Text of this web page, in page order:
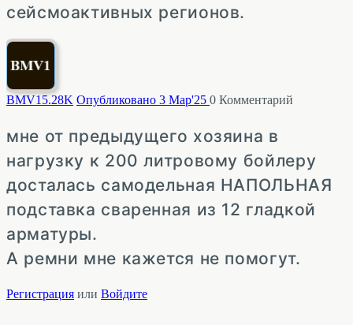
сейсмоактивных регионов.
BMV1 5.28K Опубликовано 3 Мар'25 0 Комментарий
мне от предыдущего хозяина в
нагрузку к 200 литровому бойлеру
досталась самодельная НАПОЛЬНАЯ
подставка сваренная из 12 гладкой
арматуры.
А ремни мне кажется не помогут.
Регистрация или Войдите